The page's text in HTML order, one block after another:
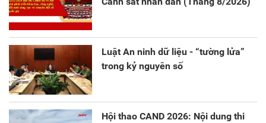
Luật An ninh dữ liệu - “tường lửa”
trong kỷ nguyên số
Hội thao CAND 2026: Nội dung thi